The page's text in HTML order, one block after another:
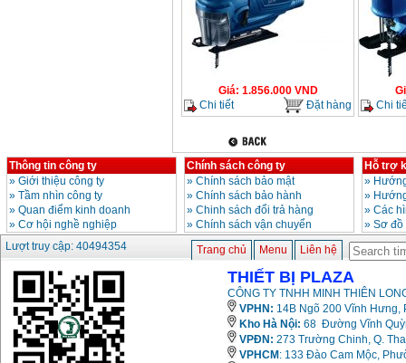
Giá: 1.856.000VND
Chi tiết
Đặt hàng
Chi
Thông tin công ty
» Giới thiệu công ty
» Tầm nhìn công ty
» Quan điểm kinh doanh
» Cơ hội nghề nghiệp
Chính sách công ty
» Chính sách bảo mật
» Chính sách bảo hành
» Chinh sách đổi trả hàng
» Chính sách vận chuyển
Hỗ trợ
»
»
» Các
» Sơ
Lượt truy cập: 40494354
Trang chủ Menu Liên hệ
THIẾT BỊ PLAZA
CÔNG TY TNHH MINH THIÊN
VPHN: 14B Ngõ 200 Vĩnh Hưng,
Kho Hà Nội: 68 Đường Vĩnh
VPĐN: 273 Trường Chinh, Q.
VPHCM : 133 Đào Cam Mộc,